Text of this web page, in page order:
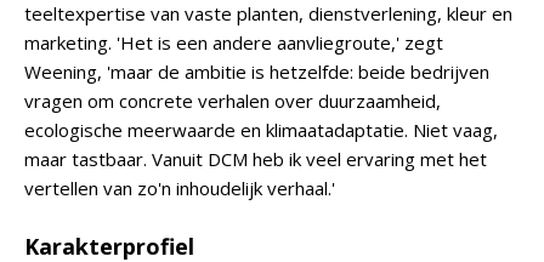
teeltexpertise van vaste planten, dienstverlening, kleur en
marketing. 'Het is een andere aanvliegroute,' zegt
Weening, 'maar de ambitie is hetzelfde: beide bedrijven
vragen om concrete verhalen over duurzaamheid,
ecologische meerwaarde en klimaatadaptatie. Niet vaag,
maar tastbaar. Vanuit DCM heb ik veel ervaring met het
vertellen van zo'n inhoudelijk verhaal.'
Karakterprofiel